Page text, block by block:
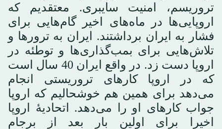
تروریسم، امنیت سایبری. معتقدیم که
اروپایی‌ها در ماه‌های اخیر گام‌هایی برای
فشار به ایران برداشتند. ایران به ترورها و
تلاش‌هایی برای بمب‌گذاری‌ها و توطئه در
اروپا دست زد. در واقع ایران 40 سال است
که در اروپا کارهای تروریستی انجام
می‌دهد برای همین هم خوشحالیم که اروپا
جواب کارهای او را می‌دهد. اتحادیۀ اروپا
اخیرا برای اولین بار بعد از برجام